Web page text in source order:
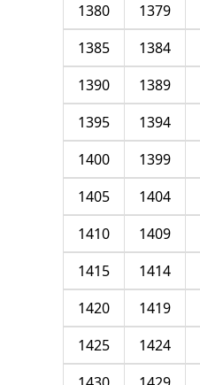
1379
1380
1384
1385
1389
1390
1394
1395
1399
1400
1404
1405
1409
1410
1414
1415
1419
1420
1424
1425